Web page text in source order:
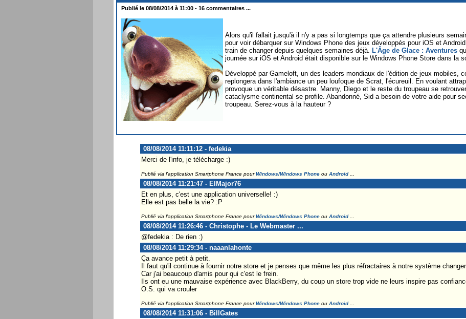
Publié le 08/08/2014 à 11:00 - 16 commentaires ...
Alors qu'il fallait jusqu'à il n'y a pas si longtemps que ça attendre plusieurs
pour voir débarquer sur Windows Phone des jeux développés pour iOS et
train de changer depuis quelques semaines déjà. L'Âge de Glace : Aventures
journée sur iOS et Android était disponible sur le Windows Phone Store dans la
Développé par Gameloft, un des leaders mondiaux de l'édition de jeux mobiles,
replongera dans l'ambiance un peu loufoque de Scrat, l'écureuil. En voulant
provoque un véritable désastre. Manny, Diego et le reste du troupeau se
cataclysme continental se profile. Abandonné, Sid a besoin de votre aide pour
troupeau. Serez-vous à la hauteur ?
08/08/2014 11:11:12 - fedekia
Merci de l'info, je télécharge :)
Publié via l'application Smartphone France pourWindows/Windows Phoneou Android...
08/08/2014 11:21:47 - ElMajor76
Et en plus, c'est une application universelle! :)
Elle est pas belle la vie? :P
Publié via l'application Smartphone France pourWindows/Windows Phoneou Android...
08/08/2014 11:26:46 - Christophe - Le Webmaster ...
@fedekia : De rien :)
08/08/2014 11:29:34 - naaanlahonte
Ça avance petit à petit.
Il faut qu'il continue à fournir notre store et je penses que même les plus réfractaires à notre système
Car j'ai beaucoup d'amis pour qui c'est le frein.
Ils ont eu une mauvaise expérience avec BlackBerry, du coup un store trop vide ne leurs inspire pas
O.S. qui va crouler
Publié via l'application Smartphone France pourWindows/Windows Phoneou Android...
08/08/2014 11:31:06 - BillGates